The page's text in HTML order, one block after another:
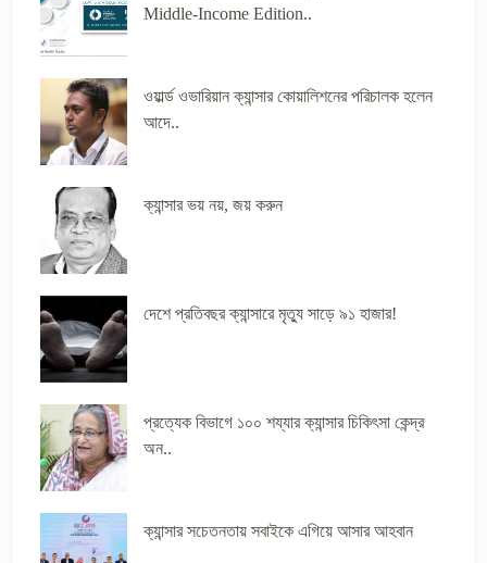
Middle-Income Edition..
ওয়ার্ল্ড ওভারিয়ান ক্যান্সার কোয়ালিশনের পরিচালক হলেন
আদে..
ক্যান্সার ভয় নয়, জয় করুন
দেশে প্রতিবছর ক্যান্সারে মৃত্যু সাড়ে ৯১ হাজার!
প্রত্যেক বিভাগে ১০০ শয্যার ক্যান্সার চিকিৎসা কেন্দ্র
অন..
ক্যান্সার সচেতনতায় সবাইকে এগিয়ে আসার আহবান